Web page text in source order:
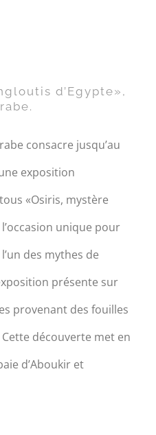
d’Egypte»,
consacre jusqu’au
exposition
«Osiris, mystère
l’occasion unique pour
des mythes de
présente sur
provenant des fouilles
Cette découverte met en
d’Aboukir et